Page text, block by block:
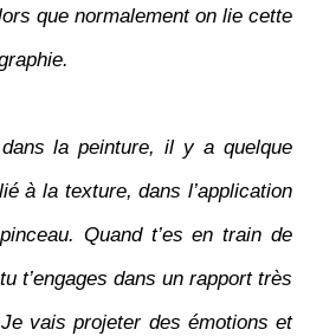
que normalement on lie cette
la peinture, il y a quelque
à la texture, dans l’application
Quand t’es en train de
t’engages dans un rapport très
vais projeter des émotions et